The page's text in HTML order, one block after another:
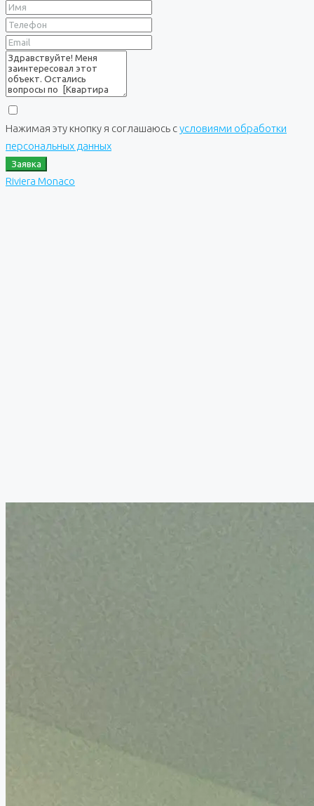
Нажимая эту кнопку я соглашаюсь сусловиями обработки
персональных данных
Заявка
Riviera Monaco